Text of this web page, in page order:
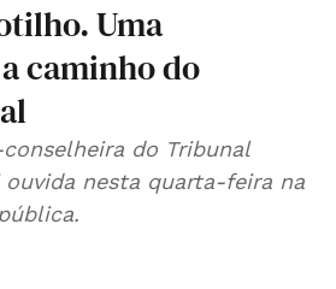
Uma
caminho do
do Tribunal
nesta quarta-feira na